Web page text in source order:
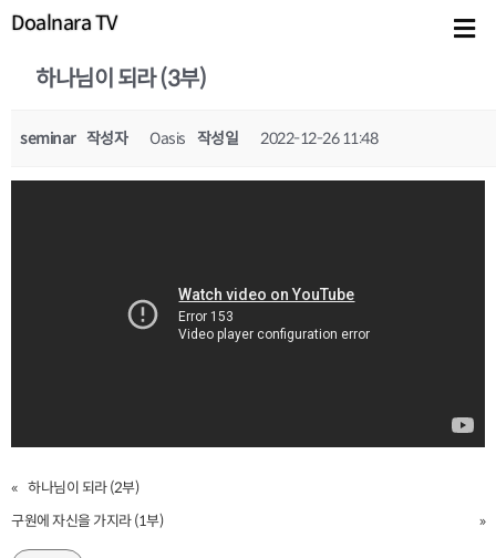
Doalnara TV
하나님이 되라 (3부)
seminar 작성자 Oasis 작성일 2022-12-26 11:48
« 하나님이 되라 (2부)
구원에 자신을 가지라 (1부)
»